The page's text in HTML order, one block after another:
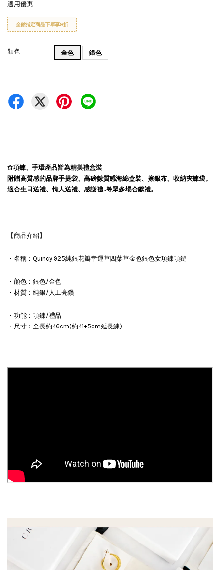
適用優惠
全館指定商品下單享9折
顏色 金色 銀色
✩項鍊、手環產品皆為精美禮盒裝
附贈高質感的品牌手提袋、高磅數質感海綿盒裝、擦銀布、收納夾鍊袋。
適合生日送禮、情人送禮、感謝禮..等眾多場合獻禮。
【商品介紹】
・名稱：Quincy 925純銀花瓣幸運草四葉草金色銀色女項鍊項鏈
・顏色：銀色/金色
・材質：純銀/人工亮鑽
・功能：項鍊/禮品
・尺寸：全長約46cm(約41+5cm延長練)